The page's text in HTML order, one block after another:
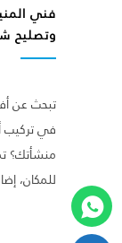
وتصليح
تبحث عن
في تركيب
منشأتك؟
للمكان،